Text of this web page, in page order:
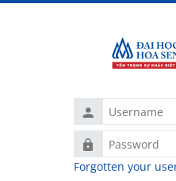
Username
Password
Forgotten your